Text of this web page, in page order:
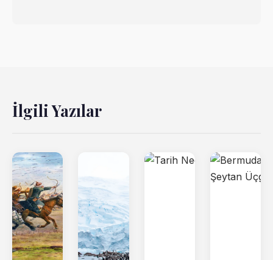
İlgili Yazılar